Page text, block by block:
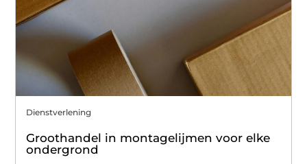
Dienstverlening
Groothandel in montagelijmen voor elke
ondergrond